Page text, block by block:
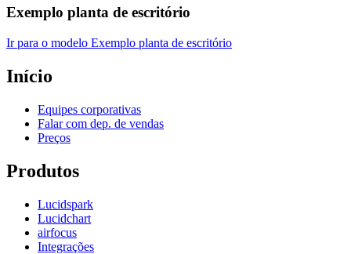
Exemplo planta de escritório
Ir para o modelo Exemplo planta de escritório
Início
Equipes corporativas
Falar com dep. de vendas
Preços
Produtos
Lucidspark
Lucidchart
airfocus
Integrações